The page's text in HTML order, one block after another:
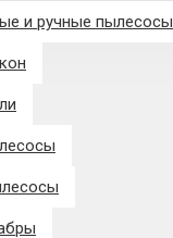
и ручные пылесосы